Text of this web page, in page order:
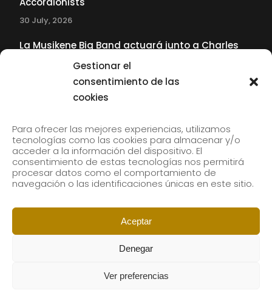
Gestionar el
consentimiento de las
cookies
Para ofrecer las mejores experiencias, utilizamos
tecnologías como las cookies para almacenar y/o
acceder a la información del dispositivo. El
consentimiento de estas tecnologías nos permitirá
procesar datos como el comportamiento de
navegación o las identificaciones únicas en este sitio.
Aceptar
Denegar
Ver preferencias
30 July, 2026
La Musikene Big Band actuará junto a Charles
Tolliver en el 61 Jazzaldia
Subscribe to our newsletter to receive our news by
email.